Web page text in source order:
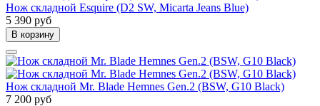
Нож складной Esquire (D2 SW, Micarta Jeans Blue)
5 390 руб
В корзину
Нож складной Mr. Blade Hemnes Gen.2 (BSW, G10 Black)
7 200 руб